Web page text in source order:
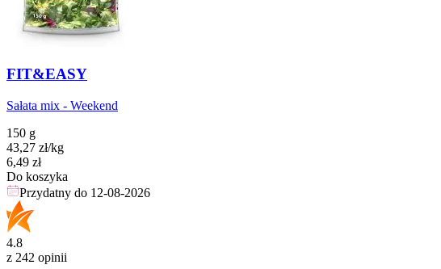
FIT&EASY
Sałata mix - Weekend
150 g
43,27 zł/kg
Cena
6,49 zł
Do koszyka
Przydatny do 12-08-2026
4.8
z 242 opinii